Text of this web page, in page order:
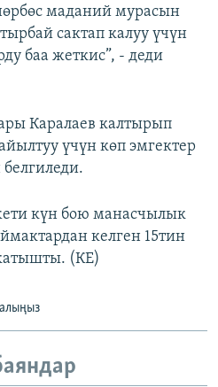
маданий мурасын
сактап калуу үчүн
баа жеткис”, - деди
Каралаев калтырып
үчүн көп эмгектер
күн бою манасчылык
келген 15тин
(КЕ)